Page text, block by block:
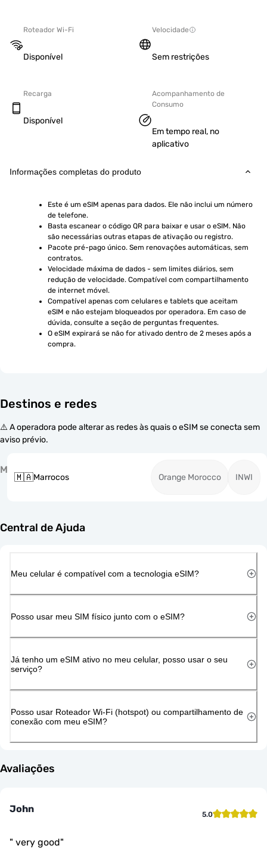
Roteador Wi-Fi
Disponível
Velocidade
Sem restrições
Recarga
Disponível
Acompanhamento de
Consumo
Em tempo real, no
aplicativo
Informações completas do produto
Este é um eSIM apenas para dados. Ele não inclui um número
de telefone.
Basta escanear o código QR para baixar e usar o eSIM. Não
são necessárias outras etapas de ativação ou registro.
Pacote pré-pago único. Sem renovações automáticas, sem
contratos.
Velocidade máxima de dados - sem limites diários, sem
redução de velocidade. Compatível com compartilhamento
de internet móvel.
Compatível apenas com celulares e tablets que aceitam
eSIM e não estejam bloqueados por operadora. Em caso de
dúvida, consulte a seção de perguntas frequentes.
O eSIM expirará se não for ativado dentro de 2 meses após a
compra.
Destinos e redes
⚠️ A operadora pode alterar as redes às quais o eSIM se conecta sem
aviso prévio.
M
🇲🇦Marrocos Orange Morocco INWI
Central de Ajuda
Meu celular é compatível com a tecnologia eSIM?
Posso usar meu SIM físico junto com o eSIM?
Já tenho um eSIM ativo no meu celular, posso usar o seu
serviço?
Posso usar Roteador Wi-Fi (hotspot) ou compartilhamento de
conexão com meu eSIM?
Avaliações
John 5.0
" very good"